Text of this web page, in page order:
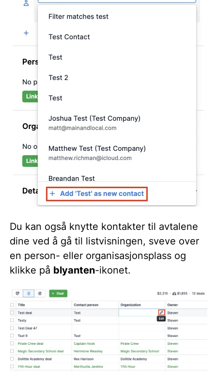
Du kan også knytte kontakter til avtalene
dine ved å gå til listvisningen, sveve over
en person- eller organisasjonsplass og
klikke på blyanten-ikonet.